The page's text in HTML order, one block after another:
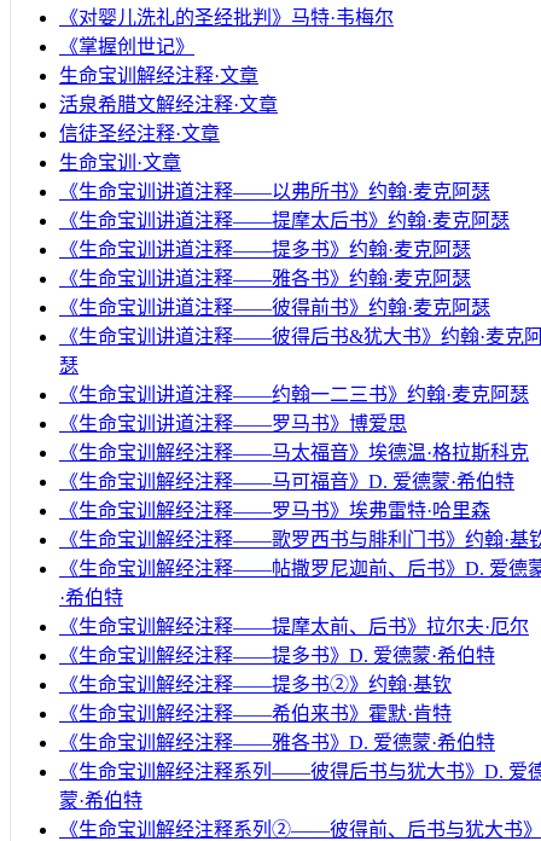
《对婴儿洗礼的圣经批判》马特·韦梅尔
《掌握创世记》
生命宝训解经注释·文章
活泉希腊文解经注释·文章
信徒圣经注释·文章
生命宝训·文章
《生命宝训讲道注释——以弗所书》约翰·麦克阿瑟
《生命宝训讲道注释——提摩太后书》约翰·麦克阿瑟
《生命宝训讲道注释——提多书》约翰·麦克阿瑟
《生命宝训讲道注释——雅各书》约翰·麦克阿瑟
《生命宝训讲道注释——彼得前书》约翰·麦克阿瑟
《生命宝训讲道注释——彼得后书&犹大书》约翰·麦克
瑟
《生命宝训讲道注释——约翰一二三书》约翰·麦克阿瑟
《生命宝训讲道注释——罗马书》博爱思
《生命宝训解经注释——马太福音》埃德温·格拉斯科克
《生命宝训解经注释——马可福音》D. 爱德蒙·希伯特
《生命宝训解经注释——罗马书》埃弗雷特·哈里森
《生命宝训解经注释——歌罗西书与腓利门书》约翰·基
《生命宝训解经注释——帖撒罗尼迦前、后书》D. 爱德
·希伯特
《生命宝训解经注释——提摩太前、后书》拉尔夫·厄尔
《生命宝训解经注释——提多书》D. 爱德蒙·希伯特
《生命宝训解经注释——提多书②》约翰·基钦
《生命宝训解经注释——希伯来书》霍默·肯特
《生命宝训解经注释——雅各书》D. 爱德蒙·希伯特
《生命宝训解经注释系列——彼得后书与犹大书》D. 爱
蒙·希伯特
《生命宝训解经注释系列②——彼得前、后书与犹大书》